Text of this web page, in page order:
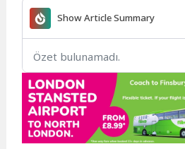
Show Article Summary
Özet bulunamadı.